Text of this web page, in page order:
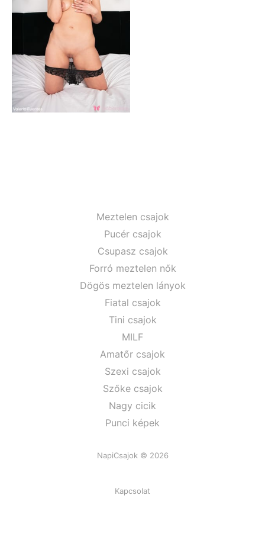
Meztelen csajok
Pucér csajok
Csupasz csajok
Forró meztelen nők
Dögös meztelen lányok
Fiatal csajok
Tini csajok
MILF
Amatőr csajok
Szexi csajok
Szőke csajok
Nagy cicik
Punci képek
NapiCsajok © 2026
Kapcsolat